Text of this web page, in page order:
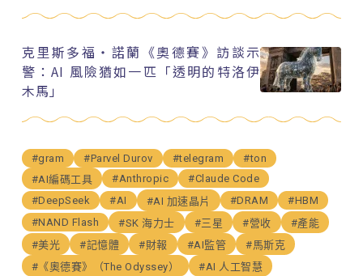
克里斯多福・諾蘭《奧德賽》訪談示
警：AI 風險猶如一匹「透明的特洛伊
木馬」
#gram #Parvel Durov #telegram
#ton
#AI編碼工具
#Anthropic
#Claude Code
#DeepSeek
#AI #AI 加速晶片 #DRAM
#HBM
#NAND Flash
#SK 海力士 #三星 #營收
#產能
#美光
#記憶體 #財報 #AI監管
#馬斯克
#《奧德賽》（The Odyssey）
#AI 人工智慧